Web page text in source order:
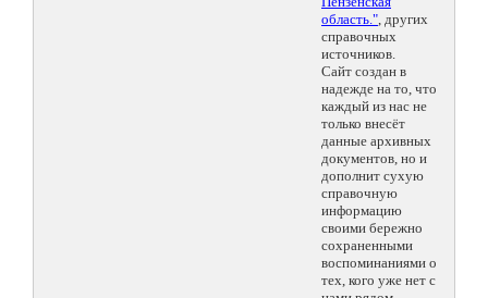
область.", других
справочных
источников.
Сайт создан в
надежде на то, что
каждый из нас не
только внесёт
данные архивных
документов, но и
дополнит сухую
справочную
информацию
своими бережно
сохраненными
воспоминаниями о
тех, кого уже нет с